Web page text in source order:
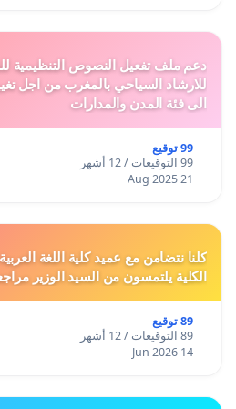
للارشاد السياحي بالمغرب من اجل
الى فئة المدن والمدارات
99 توقيع
99 التوقيعات / 12 أشهر
21 Aug 2025
كلنا نتضامن مع عميد كلية اللغة
الكلية يلتمسون من السيد الوزير
89 توقيع
89 التوقيعات / 12 أشهر
14 Jun 2026